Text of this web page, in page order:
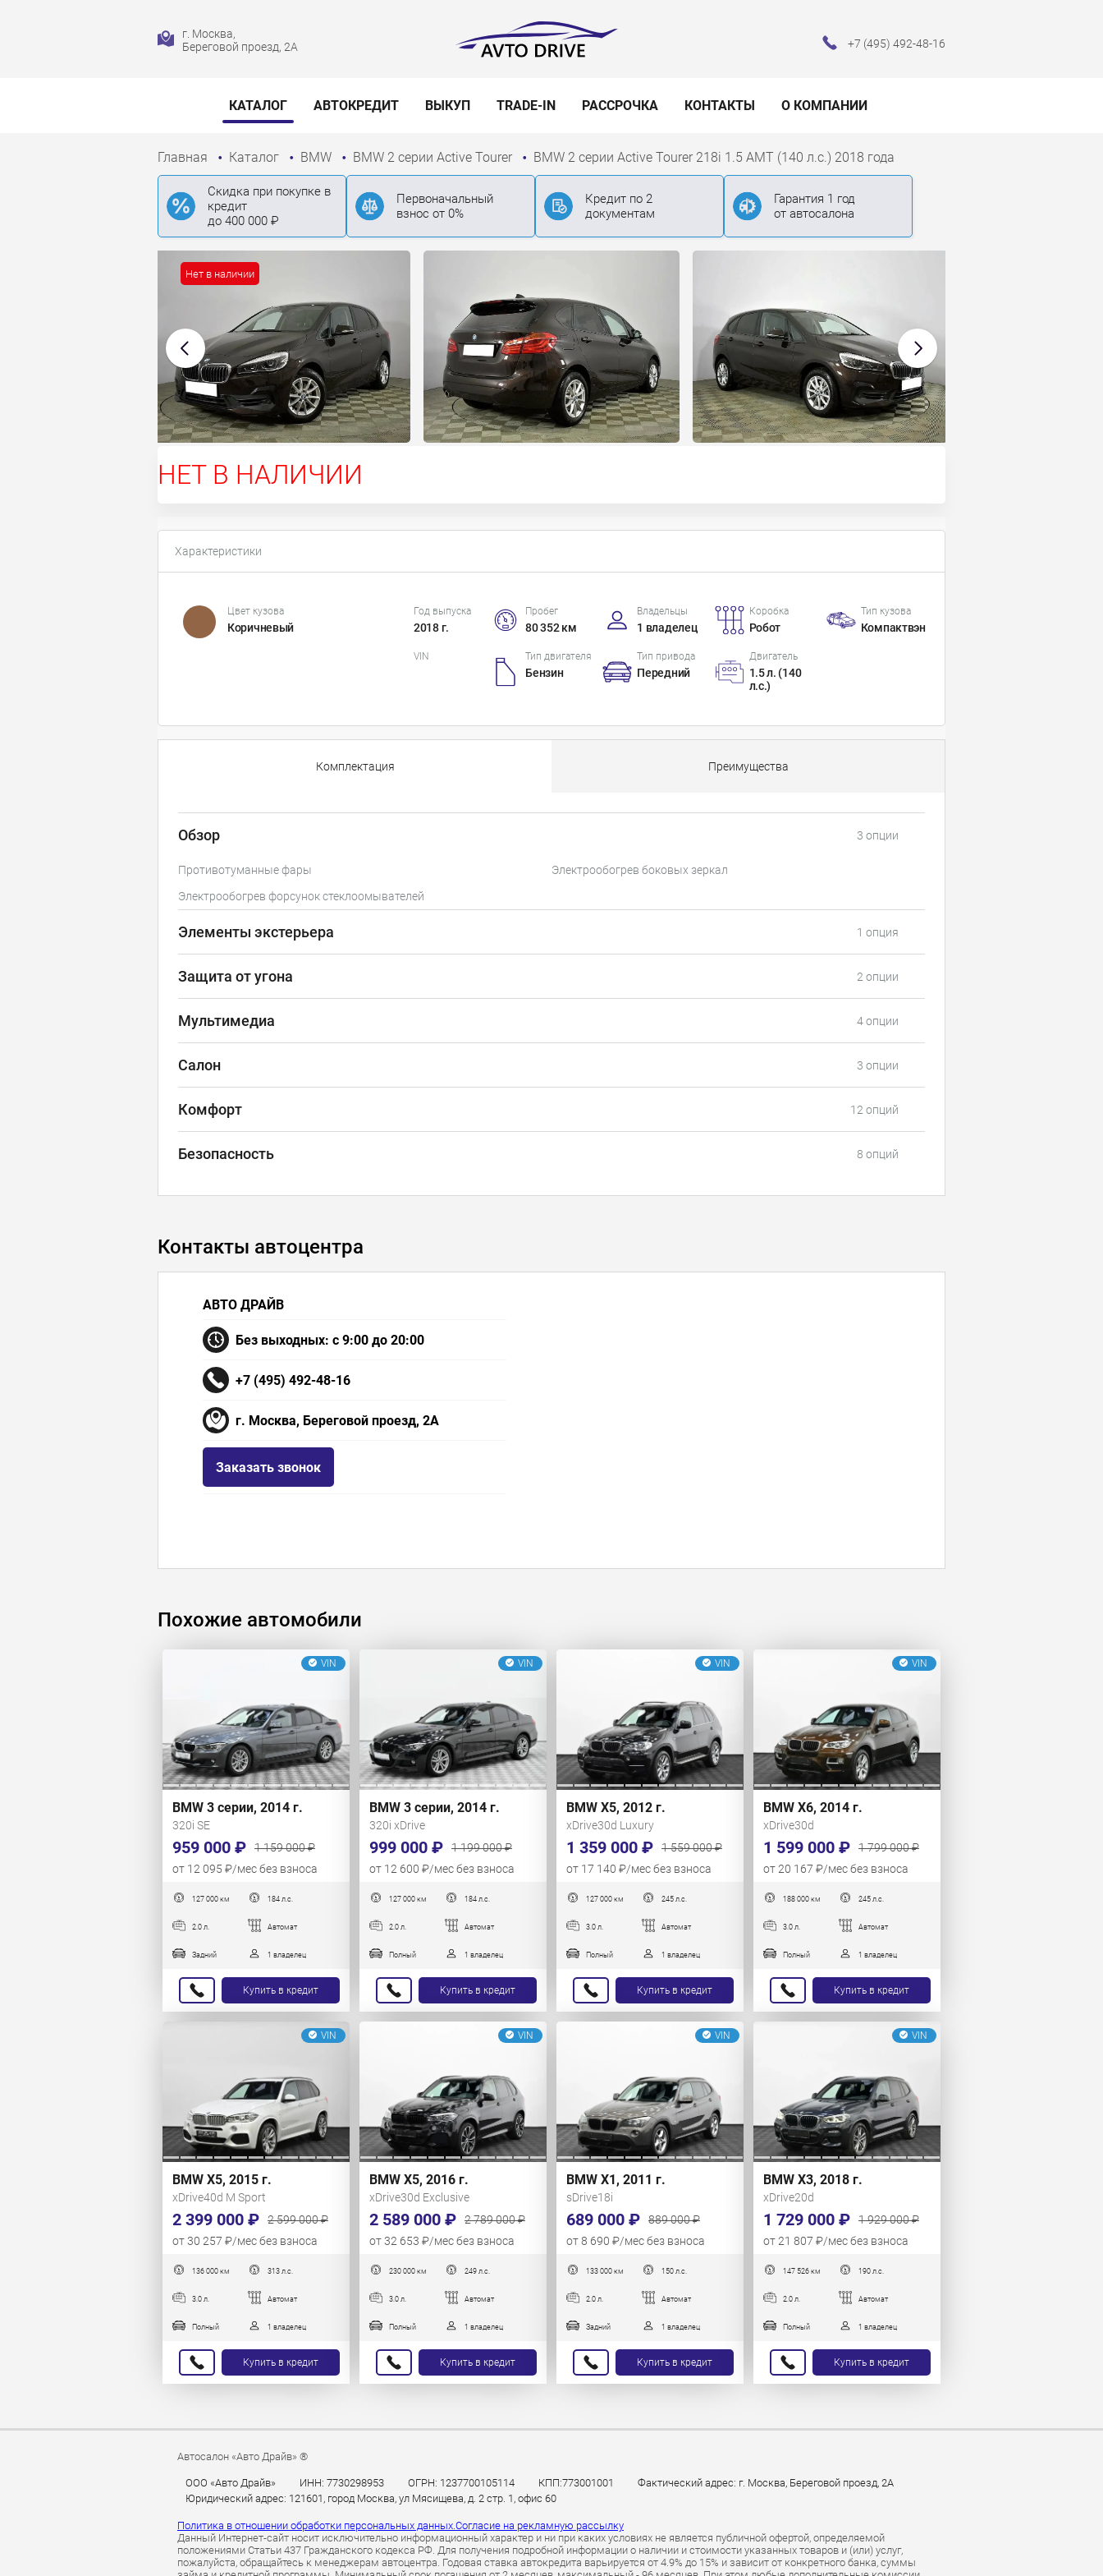
г. Москва,
Береговой проезд, 2А
+7 (495) 492-48-16
КАТАЛОГ АВТОКРЕДИТ ВЫКУП TRADE-IN РАССРОЧКА КОНТАКТЫ О КОМПАНИИ
Главная Каталог BMW BMW 2 серии Active Tourer BMW 2 серии Active Tourer 218i 1.5 AMT (140 л.с.) 2018 года
Скидка при покупке в
кредит
до 400 000 ₽
Первоначальный
взнос от 0%
Кредит по 2
документам
Гарантия 1 год
от автосалона
НЕТ В НАЛИЧИИ
Нет в наличии
Характеристики
Цвет кузова
Коричневый
Год выпуска
2018 г.
Пробег
80 352 км
Владельцы
1 владелец
Коробка
Робот
Тип кузова
Компактвэн
VIN Тип двигателя
Бензин
Тип привода
Передний
Двигатель
1.5 л. (140
л.с.)
Комплектация Преимущества
Обзор 3 опции
Противотуманные фары
Электрообогрев боковых зеркал
Электрообогрев форсунок стеклоомывателей
Элементы экстерьера 1 опция
Защита от угона 2 опции
Мультимедиа 4 опции
Салон 3 опции
Комфорт 12 опций
Безопасность 8 опций
Контакты автоцентра
АВТО ДРАЙВ
Без выходных: с 9:00 до 20:00
+7 (495) 492-48-16
г. Москва, Береговой проезд, 2А
Заказать звонок
Похожие автомобили
VIN
BMW 3 серии, 2014 г.
320i SE
959 000 ₽
1 159 000 ₽
от 12 095 ₽/мес без взноса
127 000 км 184 л.с.
2.0 л. Автомат
Задний 1 владелец
Купить в кредит
VIN
BMW 3 серии, 2014 г.
320i xDrive
999 000 ₽
1 199 000 ₽
от 12 600 ₽/мес без взноса
127 000 км 184 л.с.
2.0 л. Автомат
Полный 1 владелец
Купить в кредит
VIN
BMW X5, 2012 г.
xDrive30d Luxury
1 359 000 ₽
1 559 000 ₽
от 17 140 ₽/мес без взноса
127 000 км 245 л.с.
3.0 л. Автомат
Полный 1 владелец
Купить в кредит
VIN
BMW X6, 2014 г.
xDrive30d
1 599 000 ₽
1 799 000 ₽
от 20 167 ₽/мес без взноса
188 000 км 245 л.с.
3.0 л. Автомат
Полный 1 владелец
Купить в кредит
VIN
BMW X5, 2015 г.
xDrive40d M Sport
2 399 000 ₽
2 599 000 ₽
от 30 257 ₽/мес без взноса
136 000 км 313 л.с.
3.0 л. Автомат
Полный 1 владелец
Купить в кредит
VIN
BMW X5, 2016 г.
xDrive30d Exclusive
2 589 000 ₽
2 789 000 ₽
от 32 653 ₽/мес без взноса
230 000 км 249 л.с.
3.0 л. Автомат
Полный 1 владелец
Купить в кредит
VIN
BMW X1, 2011 г.
sDrive18i
689 000 ₽
889 000 ₽
от 8 690 ₽/мес без взноса
133 000 км 150 л.с.
2.0 л. Автомат
Задний 1 владелец
Купить в кредит
VIN
BMW X3, 2018 г.
xDrive20d
1 729 000 ₽
1 929 000 ₽
от 21 807 ₽/мес без взноса
147 526 км 190 л.с.
2.0 л. Автомат
Полный 1 владелец
Купить в кредит
Автосалон «Авто Драйв» ®
ООО «Авто Драйв» ИНН: 7730298953 ОГРН: 1237700105114 КПП:773001001
Фактический адрес: г. Москва, Береговой проезд, 2А
Юридический адрес: 121601, город Москва, ул Мясищева, д. 2 стр. 1, офис 60
Политика в отношении обработки персональных данных.Согласие на рекламную рассылку
Данный Интернет-сайт носит исключительно информационный характер и ни при каких условиях не является публичной офертой, определяемой
положениями Статьи 437 Гражданского кодекса РФ. Для получения подробной информации о наличии и стоимости указанных товаров и (или) услуг,
пожалуйста, обращайтесь к менеджерам автоцентра. Годовая ставка автокредита варьируется от 4.9% до 15% и зависит от конкретного банка, суммы